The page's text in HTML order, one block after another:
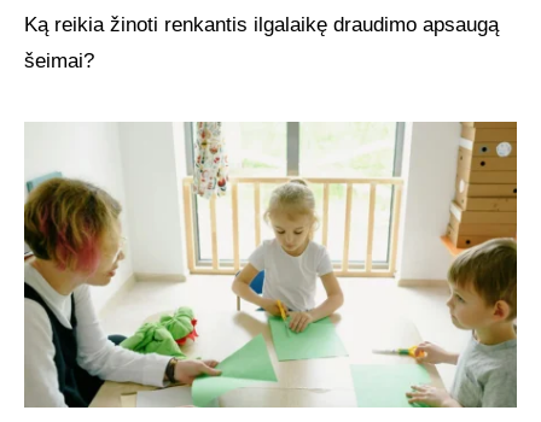
Ką reikia žinoti renkantis ilgalaikę draudimo apsaugą
šeimai?